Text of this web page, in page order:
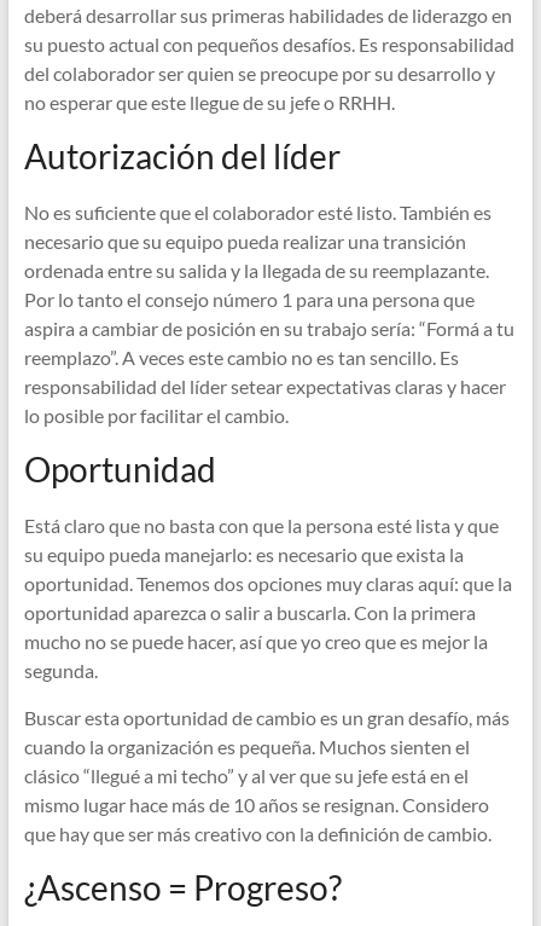
deberá desarrollar sus primeras habilidades de liderazgo en
su puesto actual con pequeños desafíos. Es responsabilidad
del colaborador ser quien se preocupe por su desarrollo y
no esperar que este llegue de su jefe o RRHH.
Autorización del líder
No es suficiente que el colaborador esté listo. También es
necesario que su equipo pueda realizar una transición
ordenada entre su salida y la llegada de su reemplazante.
Por lo tanto el consejo número 1 para una persona que
aspira a cambiar de posición en su trabajo sería: “Formá a tu
reemplazo”. A veces este cambio no es tan sencillo. Es
responsabilidad del líder setear expectativas claras y hacer
lo posible por facilitar el cambio.
Oportunidad
Está claro que no basta con que la persona esté lista y que
su equipo pueda manejarlo: es necesario que exista la
oportunidad. Tenemos dos opciones muy claras aquí: que la
oportunidad aparezca o salir a buscarla. Con la primera
mucho no se puede hacer, así que yo creo que es mejor la
segunda.
Buscar esta oportunidad de cambio es un gran desafío, más
cuando la organización es pequeña. Muchos sienten el
clásico “llegué a mi techo” y al ver que su jefe está en el
mismo lugar hace más de 10 años se resignan. Considero
que hay que ser más creativo con la definición de cambio.
¿Ascenso = Progreso?